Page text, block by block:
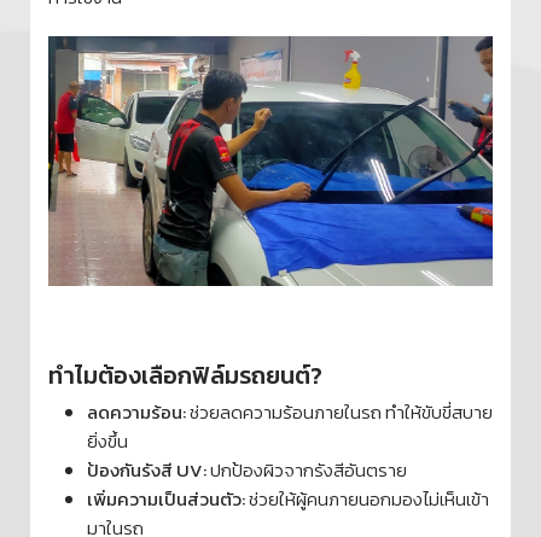
ทำไมต้องเลือกฟิล์มรถยนต์?
ลดความร้อน:ช่วยลดความร้อนภายในรถ ทำให้ขับขี่สบาย
ยิ่งขึ้น
ป้องกันรังสี UV:ปกป้องผิวจากรังสีอันตราย
เพิ่มความเป็นส่วนตัว:ช่วยให้ผู้คนภายนอกมองไม่เห็นเข้า
มาในรถ